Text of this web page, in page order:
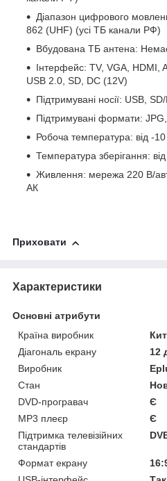
Діапазон цифрового
862 (UHF) (усі ТБ канали РФ)
Вбудована ТБ антена:
Інтерфейс: TV, VGA, HDMI,
USB 2.0, SD, DC (12V)
Підтримувані носії: USB,
Підтримувані формати:
Робоча температура: від -
Температура зберігання:
Живлення: мережа 220 В/
АК
Приховати
Характеристики
Основні атрибути
Країна виробник
Діагональ екрану
12
Виробник
Стан
DVD-програвач
Є
MP3 плеєр
Є
Підтримка телевізійних
стандартів
Формат екрану